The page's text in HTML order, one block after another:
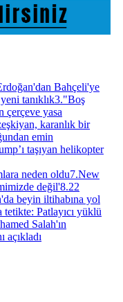
Bahçeli'ye
tanıklık3."Boş
çerçeve yasa
karanlık bir
emin
taşıyan helikopter
neden oldu7.New
değil'8.22
beyin iltihabına yol
tetikte: Patlayıcı yüklü
Salah'ın
açıkladı